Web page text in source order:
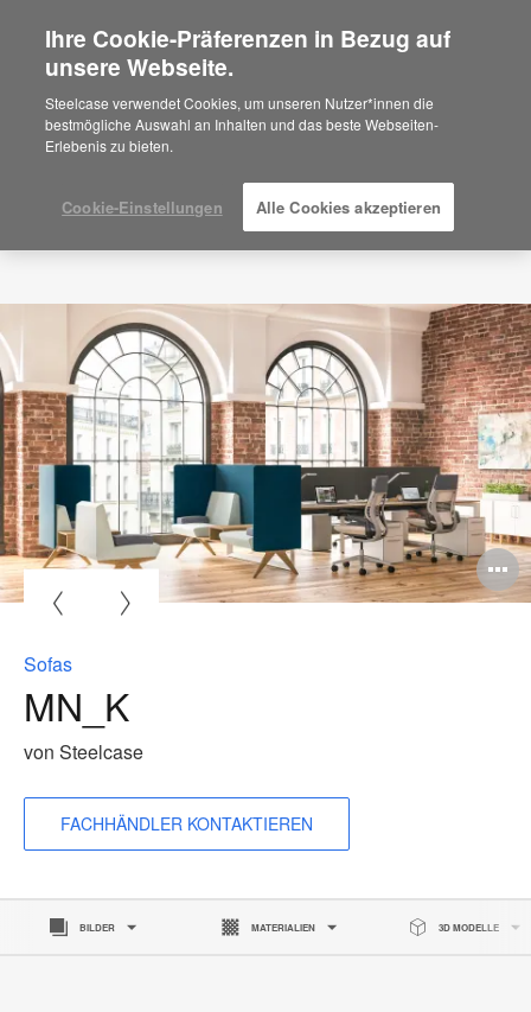
Are you in United States?
Would you like to see Products we sell in
your region?
Americas
Español
Sofas
MN_K
von Steelcase
FACHHÄNDLER KONTAKTIEREN
BILDER MATERIALIEN 3D MODELLE
Ihre Cookie-Präferenzen in Bezug auf
unsere Webseite.
Steelcase verwendet Cookies, um unseren Nutzer*innen die
bestmögliche Auswahl an Inhalten und das beste Webseiten-
Erlebenis zu bieten.
Cookie-Einstellungen Alle Cookies akzeptieren